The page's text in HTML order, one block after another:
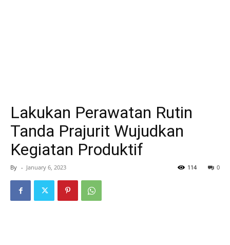
Lakukan Perawatan Rutin
Tanda Prajurit Wujudkan
Kegiatan Produktif
By - January 6, 2023 0
114